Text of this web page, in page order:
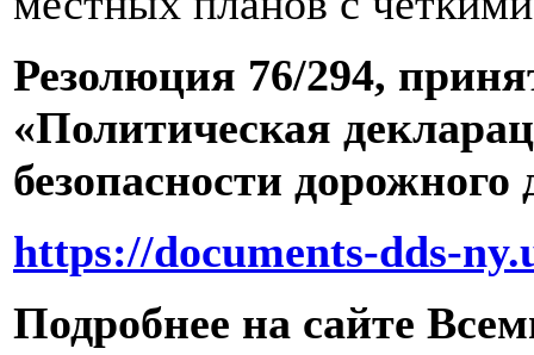
Резолюция 76/294,
«Политическая
безопасности
https://documents-dds-
Подробнее на сайте